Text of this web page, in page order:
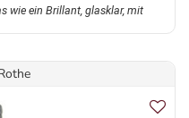
wie ein Brillant, glasklar, mit